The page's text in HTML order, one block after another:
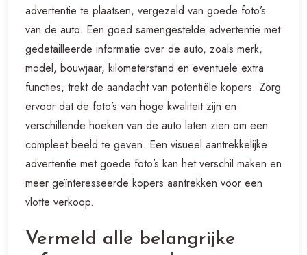
advertentie te plaatsen, vergezeld van goede foto’s
van de auto. Een goed samengestelde advertentie met
gedetailleerde informatie over de auto, zoals merk,
model, bouwjaar, kilometerstand en eventuele extra
functies, trekt de aandacht van potentiële kopers. Zorg
ervoor dat de foto’s van hoge kwaliteit zijn en
verschillende hoeken van de auto laten zien om een
compleet beeld te geven. Een visueel aantrekkelijke
advertentie met goede foto’s kan het verschil maken en
meer geïnteresseerde kopers aantrekken voor een
vlotte verkoop.
Vermeld alle belangrijke